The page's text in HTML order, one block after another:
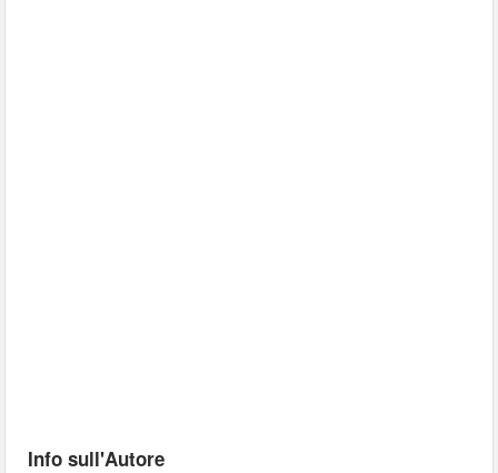
Info sull'Autore